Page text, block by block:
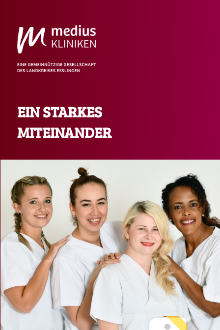
EIN STARKES
MITEINANDER